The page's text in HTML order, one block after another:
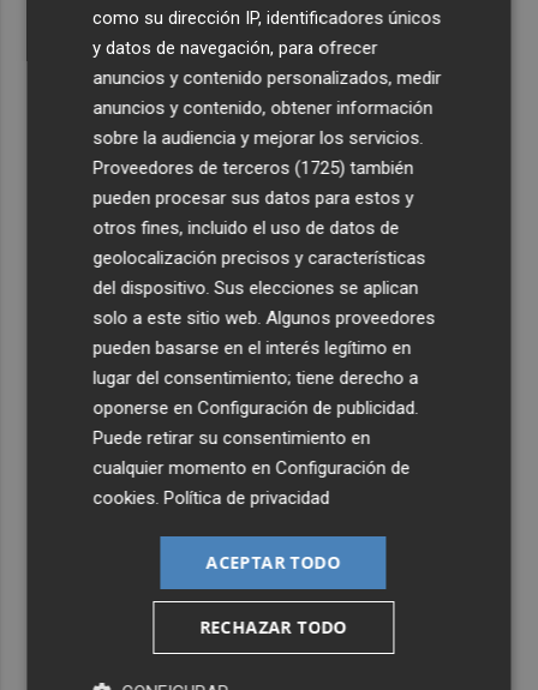
Los suplementos deportivos de Nutriactivity estrenan
tienda en Thader mientras Dunkin Donuts e Innova
Electro amplían espacios
El Gobierno ejecuta 7.200 millones de Next Generation
en la Comunitat: el acceso a PortCastelló y la intermodal
reciben 191 millones
Moncofa disfruta las fiestas patronales de Sant Roc con
una programación adapta a todos los públicos
Desarrollan una tecnología con IA para mitigar la
captura incidental de megafauna marina
como su dirección IP, identificadores únicos
y datos de navegación, para ofrecer
anuncios y contenido personalizados, medir
anuncios y contenido, obtener información
sobre la audiencia y mejorar los servicios.
Proveedores de terceros (1725) también
pueden procesar sus datos para estos y
otros fines, incluido el uso de datos de
geolocalización precisos y características
del dispositivo. Sus elecciones se aplican
solo a este sitio web. Algunos proveedores
pueden basarse en el interés legítimo en
lugar del consentimiento; tiene derecho a
oponerse enConfiguración de publicidad
Puede retirar su consentimiento en
cualquier momento enConfiguración de
cookies .Política de privacidad
ACEPTAR TODO
RECHAZAR TODO